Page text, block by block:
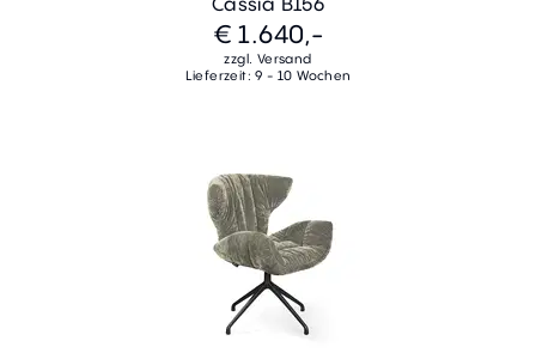
€ 1.640,-
zzgl. Versand
Lieferzeit: 9 - 10 Wochen